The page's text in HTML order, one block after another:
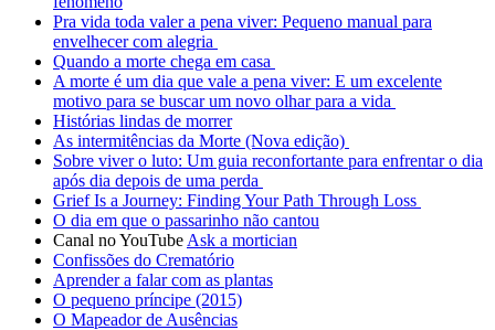
Pra vida toda valer a pena viver: Pequeno manual para
envelhecer com alegria
Quando a morte chega em casa
A morte é um dia que vale a pena viver: E um excelente
motivo para se buscar um novo olhar para a vida
Histórias lindas de morrer
As intermitências da Morte (Nova edição)
Sobre viver o luto: Um guia reconfortante para enfrentar o dia
após dia depois de uma perda
Grief Is a Journey: Finding Your Path Through Loss
O dia em que o passarinho não cantou
Canal no YouTube Ask a mortician
Confissões do Crematório
Aprender a falar com as plantas
O pequeno príncipe (2015)
O Mapeador de Ausências